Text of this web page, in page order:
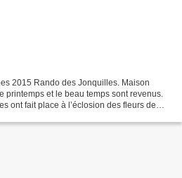
2015 Rando des Jonquilles. Maison
printemps et le beau temps sont revenus.
ont fait place à l’éclosion des fleurs de